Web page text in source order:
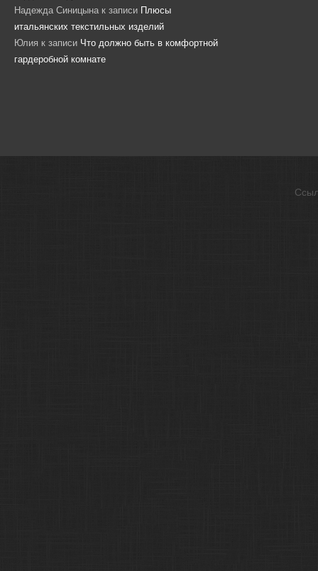
Надежда Синицына к записи Плюсы
итальянских текстильных изделий
Юлия к записи Что должно быть в комфортной
гардеробной комнате